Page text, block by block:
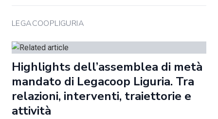
LEGACOOPLIGURIA
Highlights dell’assemblea di metà
mandato di Legacoop Liguria. Tra
relazioni, interventi, traiettorie e
attività